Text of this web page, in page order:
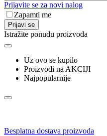
Prijavite se za novi nalog
Zapamti me
Prijavi se
Istražite ponudu proizvoda
Uz ovo se kupilo
Proizvodi na AKCIJI
Najpopularnije
Besplatna dostava proizvoda